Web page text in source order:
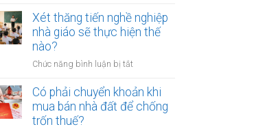
dữ
liệu
khách
hàng
như
sang
tên
Sổ
có
xây
nhà
Xét thăng tiến nghề nghiệp
nhà giáo sẽ thực hiện thế
nào?
Chức năng bình luận bị tắt
thăng
tiến
Có phải chuyển khoản khi
mua bán nhà đất để chống
trốn thuế?